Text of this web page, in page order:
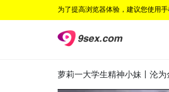
为了提高浏览器体验，建议您使用
萝莉一大学生精神小妹丨沦